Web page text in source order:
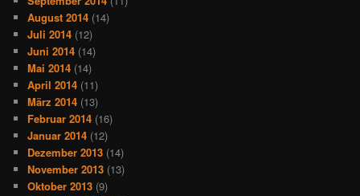
August 2014 (14)
Juli 2014 (12)
Juni 2014 (14)
Mai 2014 (14)
April 2014 (11)
März 2014 (13)
Februar 2014 (16)
Januar 2014 (12)
Dezember 2013 (14)
November 2013 (13)
Oktober 2013 (9)